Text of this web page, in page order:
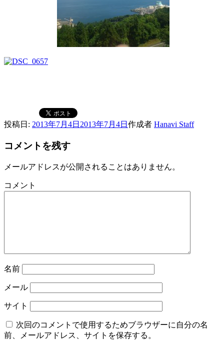
投稿日: 2013年7月4日 2013年7月4日 作成者 Hanavi Staff
コメントを残す
メールアドレスが公開されることはありません。
コメント
名前
メール
サイト
次回のコメントで使用するためブラウザーに自分の名
前、メールアドレス、サイトを保存する。